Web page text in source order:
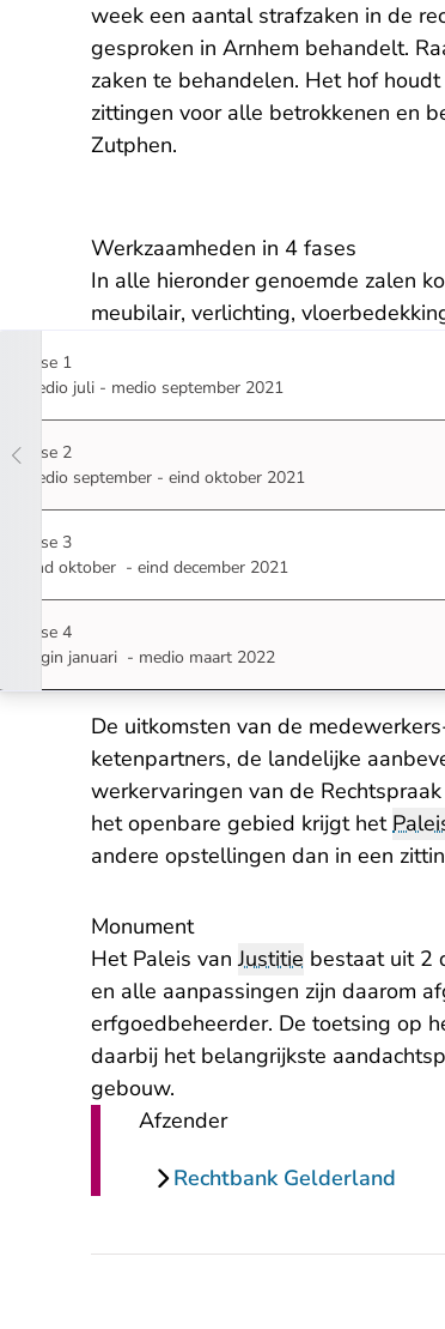
week een aantal strafzaken in de
gesproken in Arnhem behandelt.
zaken te behandelen. Het hof
zittingen voor alle betrokkenen en
Zutphen.
Werkzaamheden in 4 fases
In alle hieronder genoemde zalen
meubilair, verlichting,
Fase 1
medio juli - medio september 2021
Fase 2
medio september - eind oktober 2021
Fase 3
eind oktober - eind december 2021
Fase 4
begin januari - medio maart 2022
De uitkomsten van de
ketenpartners, de landelijke
werkervaringen van de
het openbare gebied krijgt het
andere opstellingen dan in een
Monument
Het Paleis vanJustitie bestaat uit 2
en alle aanpassingen zijn daarom
erfgoedbeheerder. De toetsing op
daarbij het belangrijkste
gebouw.
Afzender
Rechtbank Gelderland